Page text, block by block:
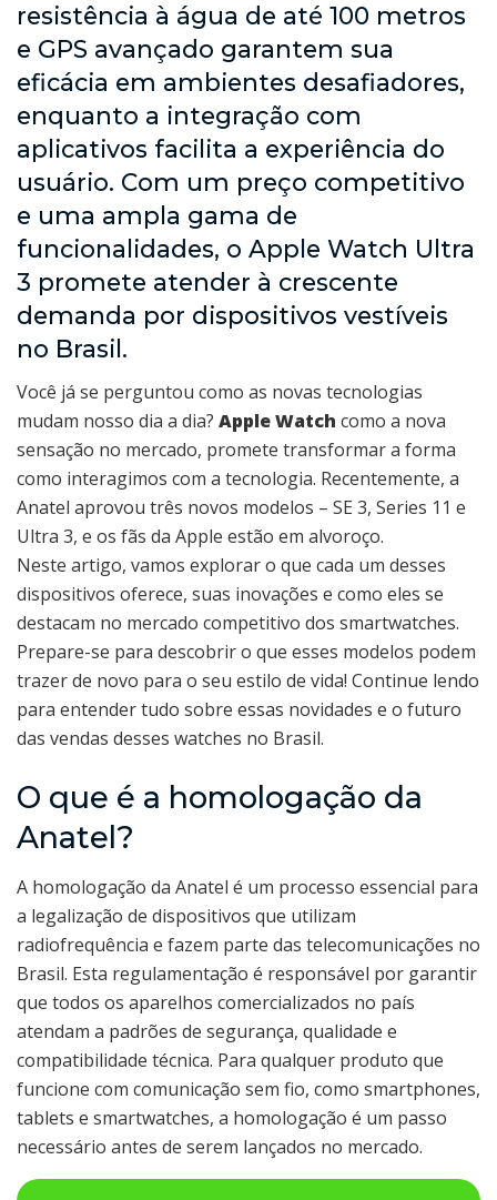
resistência à água de até 100 metros
e GPS avançado garantem sua
eficácia em ambientes desafiadores,
enquanto a integração com
aplicativos facilita a experiência do
usuário. Com um preço competitivo
e uma ampla gama de
funcionalidades, o Apple Watch Ultra
3 promete atender à crescente
demanda por dispositivos vestíveis
no Brasil.
Você já se perguntou como as novas tecnologias
mudam nosso dia a dia? Apple Watch como a nova
sensação no mercado, promete transformar a forma
como interagimos com a tecnologia. Recentemente, a
Anatel aprovou três novos modelos – SE 3, Series 11 e
Ultra 3, e os fãs da Apple estão em alvoroço.
Neste artigo, vamos explorar o que cada um desses
dispositivos oferece, suas inovações e como eles se
destacam no mercado competitivo dos smartwatches.
Prepare-se para descobrir o que esses modelos podem
trazer de novo para o seu estilo de vida! Continue lendo
para entender tudo sobre essas novidades e o futuro
das vendas desses watches no Brasil.
O que é a homologação da
Anatel?
A homologação da Anatel é um processo essencial para
a legalização de dispositivos que utilizam
radiofrequência e fazem parte das telecomunicações no
Brasil. Esta regulamentação é responsável por garantir
que todos os aparelhos comercializados no país
atendam a padrões de segurança, qualidade e
compatibilidade técnica. Para qualquer produto que
funcione com comunicação sem fio, como smartphones,
tablets e smartwatches, a homologação é um passo
necessário antes de serem lançados no mercado.